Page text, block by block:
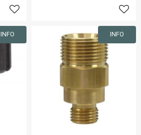
Lägg till i favoriter
INFO INFO